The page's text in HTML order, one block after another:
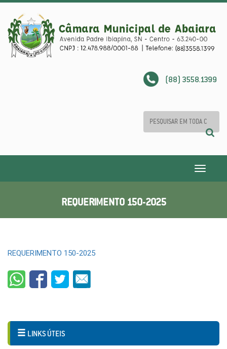
(88) 3558.1399
Toggle
REQUERIMENTO 150-2025
REQUERIMENTO 150-2025
LINKS ÚTEIS